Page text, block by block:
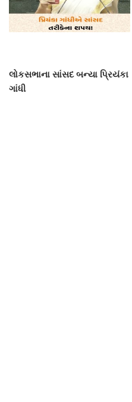
લોકસભાના સાંસદ બન્યા પ્રિયંકા
ગાંધી